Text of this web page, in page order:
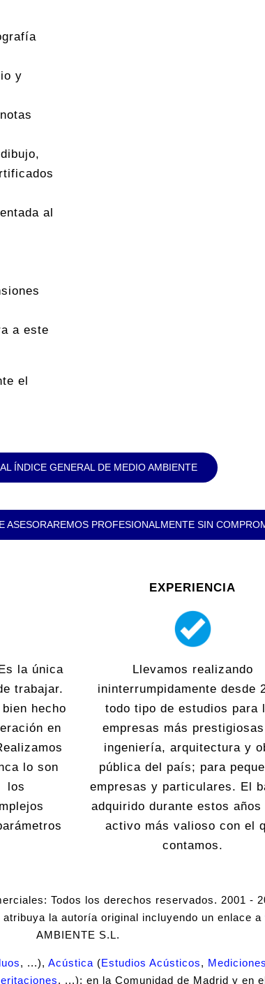
y
al
a este
el
ÍNDICE GENERAL DE MEDIO AMBIENTE
ASESORAREMOS PROFESIONALMENTE SIN
la única
trabajar.
hecho
en
lo son
los
EXPERIENCIA
Llevamos realizando
ininterrumpidamente desde
todo tipo de estudios para
empresas más
ingeniería, arquitectura y
pública del país; para
empresas y particulares. El
adquirido durante estos años
activo más valioso con el
contamos.
Todos los derechos reservados. 2001 -
la autoría original incluyendo un enlace a
AMBIENTE S.L.
, ...), Acústica (Estudios Acústicos,
, ...); en la Comunidad de Madrid y en